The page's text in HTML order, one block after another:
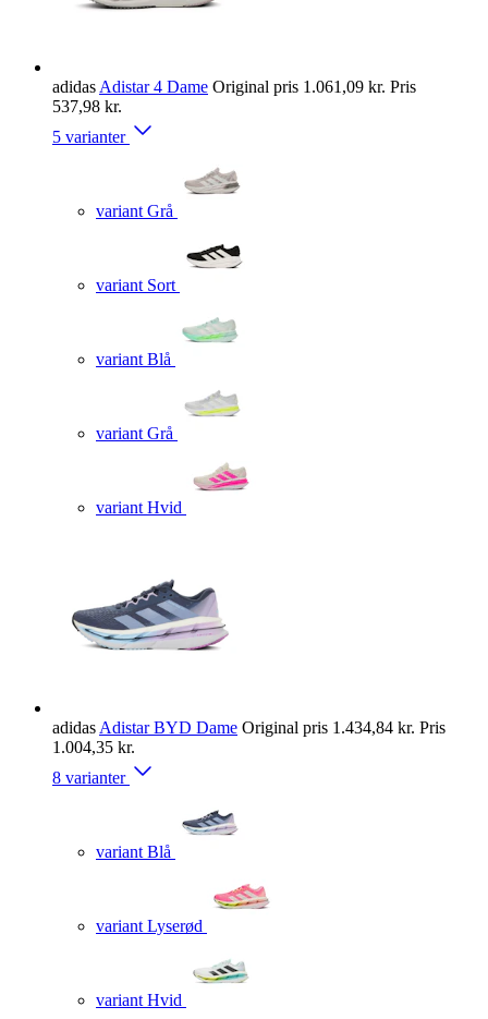
adidas Adistar 4 Dame Original pris 1.061,09 kr. Pris
537,98 kr.
5 varianter
variant Grå
variant Sort
variant Blå
variant Grå
variant Hvid
adidas Adistar BYD Dame Original pris 1.434,84 kr. Pris
1.004,35 kr.
8 varianter
variant Blå
variant Lyserød
variant Hvid